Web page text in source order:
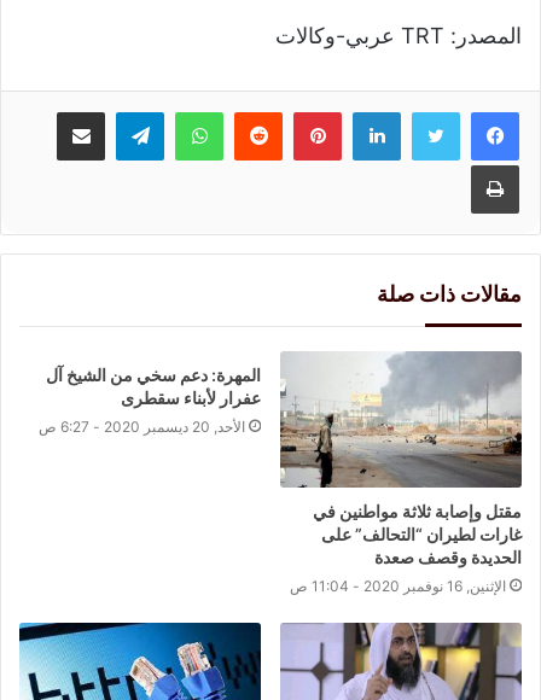
المصدر: TRT عربي-وكالات
لينكدإنبينتيريست واتسابتيلقرام مشاركة عبر البريد
طباعة
مقالات ذات صلة
مقتل وإصابة ثلاثة مواطنين في
غارات لطيران “التحالف” على
الحديدة وقصف صعدة
الإثنين, 16 نوفمبر 2020 - 11:04 ص
المهرة: دعم سخي من الشيخ آل
عفرار لأبناء سقطرى
الأحد, 20 ديسمبر 2020 - 6:27 ص